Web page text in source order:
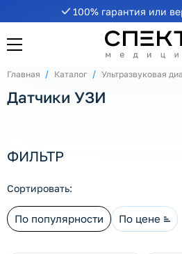
100% гарантия или
Главная Каталог Ультразвуковая
Датчики УЗИ
развернуть категорию
ФИЛЬТР
Сортировать:
По популярности По цене